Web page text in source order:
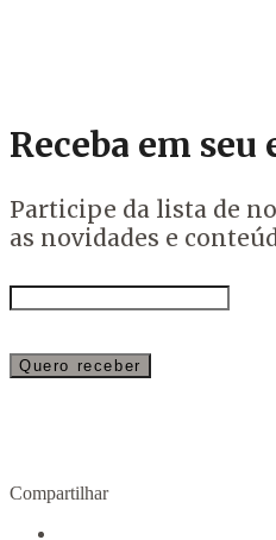
Receba em seu
Participe da lista de
as novidades e
Compartilhar